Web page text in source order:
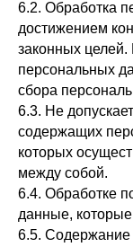
6.2. Обработка
достижением
законных целей.
персональных
сбора
6.3. Не
содержащих
которых
между собой.
6.4. Обработке
данные,
6.5.